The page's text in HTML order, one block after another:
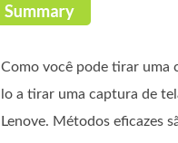
Como você pode tirar uma
lo a tirar uma captura de
Lenove. Métodos eficazes